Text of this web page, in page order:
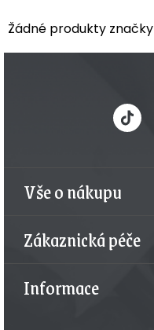
Žádné produkty značky
Vše o nákupu
Zákaznická péče
Informace